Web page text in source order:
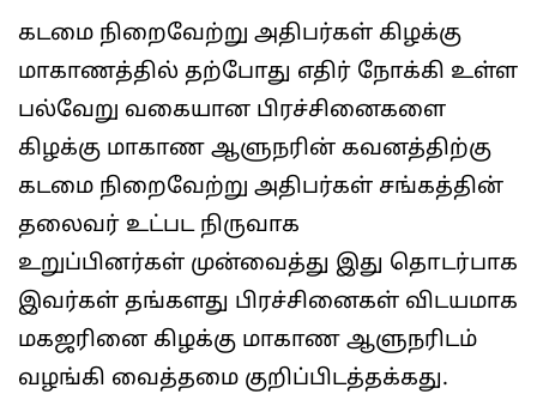
கடமை நிறைவேற்று அதிபர்கள் கிழக்கு
மாகாணத்தில் தற்போது எதிர் நோக்கி உள்ள
பல்வேறு வகையான பிரச்சினைகளை
கிழக்கு மாகாண ஆளுநரின் கவனத்திற்கு
கடமை நிறைவேற்று அதிபர்கள் சங்கத்தின்
தலைவர் உட்பட நிருவாக
உறுப்பினர்கள் முன்வைத்து இது தொடர்பாக
இவர்கள் தங்களது பிரச்சினைகள் விடயமாக
மகஜரினை கிழக்கு மாகாண ஆளுநரிடம்
வழங்கி வைத்தமை குறிப்பிடத்தக்கது.